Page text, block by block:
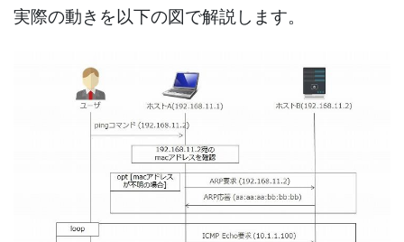
実際の動きを以下の図で解説します。